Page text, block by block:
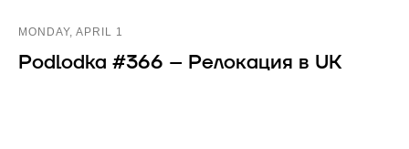
MONDAY, APRIL 1
Podlodka #366 – Релокация в UK